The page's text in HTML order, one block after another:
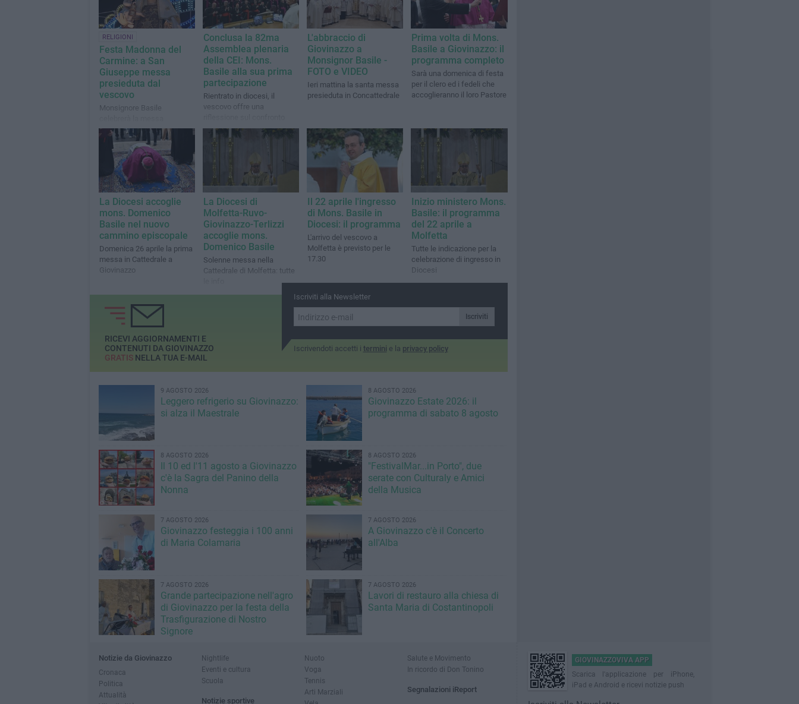
RELIGIONI
Festa Madonna del
Carmine: a San
Giuseppe messa
presieduta dal
vescovo
Monsignore Basile
vespertina
Conclusa la 82ma
Assemblea plenaria
della CEI: Mons.
Basile alla sua prima
partecipazione
Rientrato in diocesi, il
vescovo offre una
ecclesiale vissuto a Roma
L'abbraccio di
Giovinazzo a
Monsignor Basile -
FOTO e VIDEO
Ieri mattina la santa messa
presieduta in Concattedrale
Prima volta di Mons.
Basile a Giovinazzo: il
programma completo
Sarà una domenica di festa
per il clero ed i fedeli che
accoglieranno il loro Pastore
La Diocesi accoglie
mons. Domenico
Basile nel nuovo
cammino episcopale
Domenica 26 aprile la prima
messa in Cattedrale a
Giovinazzo
La Diocesi di
Molfetta-Ruvo-
Giovinazzo-Terlizzi
accoglie mons.
Domenico Basile
Solenne messa nella
Cattedrale di Molfetta: tutte
Il 22 aprile l'ingresso
di Mons. Basile in
Diocesi: il programma
L'arrivo del vescovo a
Molfetta è previsto per le
17.30
Inizio ministero Mons.
Basile: il programma
del 22 aprile a
Molfetta
Tutte le indicazione per la
celebrazione di ingresso in
Diocesi
Iscriviti alla Newsletter
Iscriviti
Iscrivendoti accetti i termini e la privacy policy
RICEVI AGGIORNAMENTI E
CONTENUTI DA GIOVINAZZO
GRATISNELLA TUA E-MAIL
9 AGOSTO 2026
Leggero refrigerio su Giovinazzo:
si alza il Maestrale
8 AGOSTO 2026
Giovinazzo Estate 2026: il
programma di sabato 8 agosto
8 AGOSTO 2026
Il 10 ed l'11 agosto a Giovinazzo
c'è la Sagra del Panino della
Nonna
8 AGOSTO 2026
"FestivalMar...in Porto", due
serate con Culturaly e Amici
della Musica
7 AGOSTO 2026
Giovinazzo festeggia i 100 anni
di Maria Colamaria
7 AGOSTO 2026
A Giovinazzo c'è il Concerto
all'Alba
7 AGOSTO 2026
Grande partecipazione nell'agro
di Giovinazzo per la festa della
Trasfigurazione di Nostro
Signore
7 AGOSTO 2026
Lavori di restauro alla chiesa di
Santa Maria di Costantinopoli
Notizie da Giovinazzo
Cronaca
Politica
Attualità
Nightlife
Eventi e cultura
Scuola
Notizie sportive
Nuoto
Voga
Tennis
Arti Marziali
Salute e Movimento
In ricordo di Don Tonino
Segnalazioni iReport
GIOVINAZZOVIVA APP
Scarica l'applicazione per iPhone,
iPad e Android e ricevi notizie push